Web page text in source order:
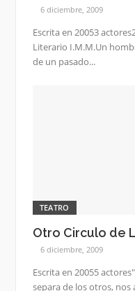
6 diciembre, 2009
Escrita en 20053
Literario I.M.M.Un
de un pasado...
TEATRO
Otro Circulo de
6 diciembre, 2009
Escrita en 20055
separa de los otros,